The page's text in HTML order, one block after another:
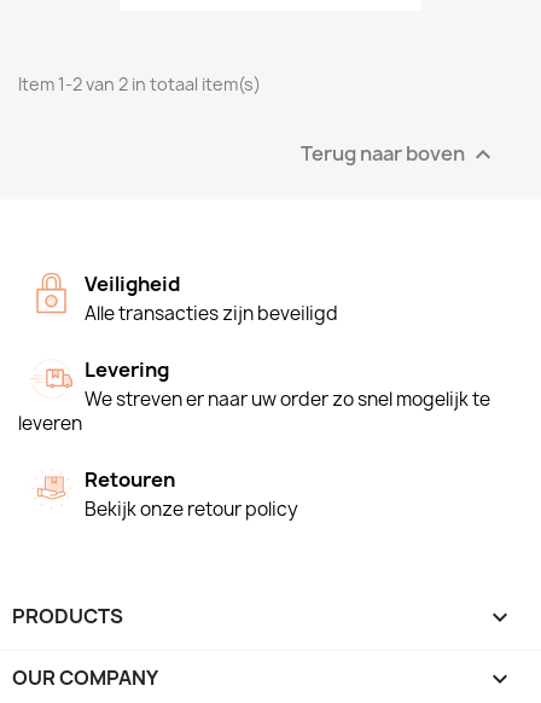
Item 1-2 van 2 in totaal item(s)
Terug naar boven 
Veiligheid
Alle transacties zijn beveiligd
Levering
We streven er naar uw order zo snel mogelijk te
leveren
Retouren
Bekijk onze retour policy
PRODUCTS 
OUR COMPANY 